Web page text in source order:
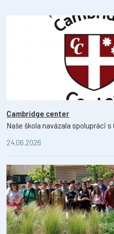
Cambridge center
Naše škola navázala spolupráci
24.06.2026